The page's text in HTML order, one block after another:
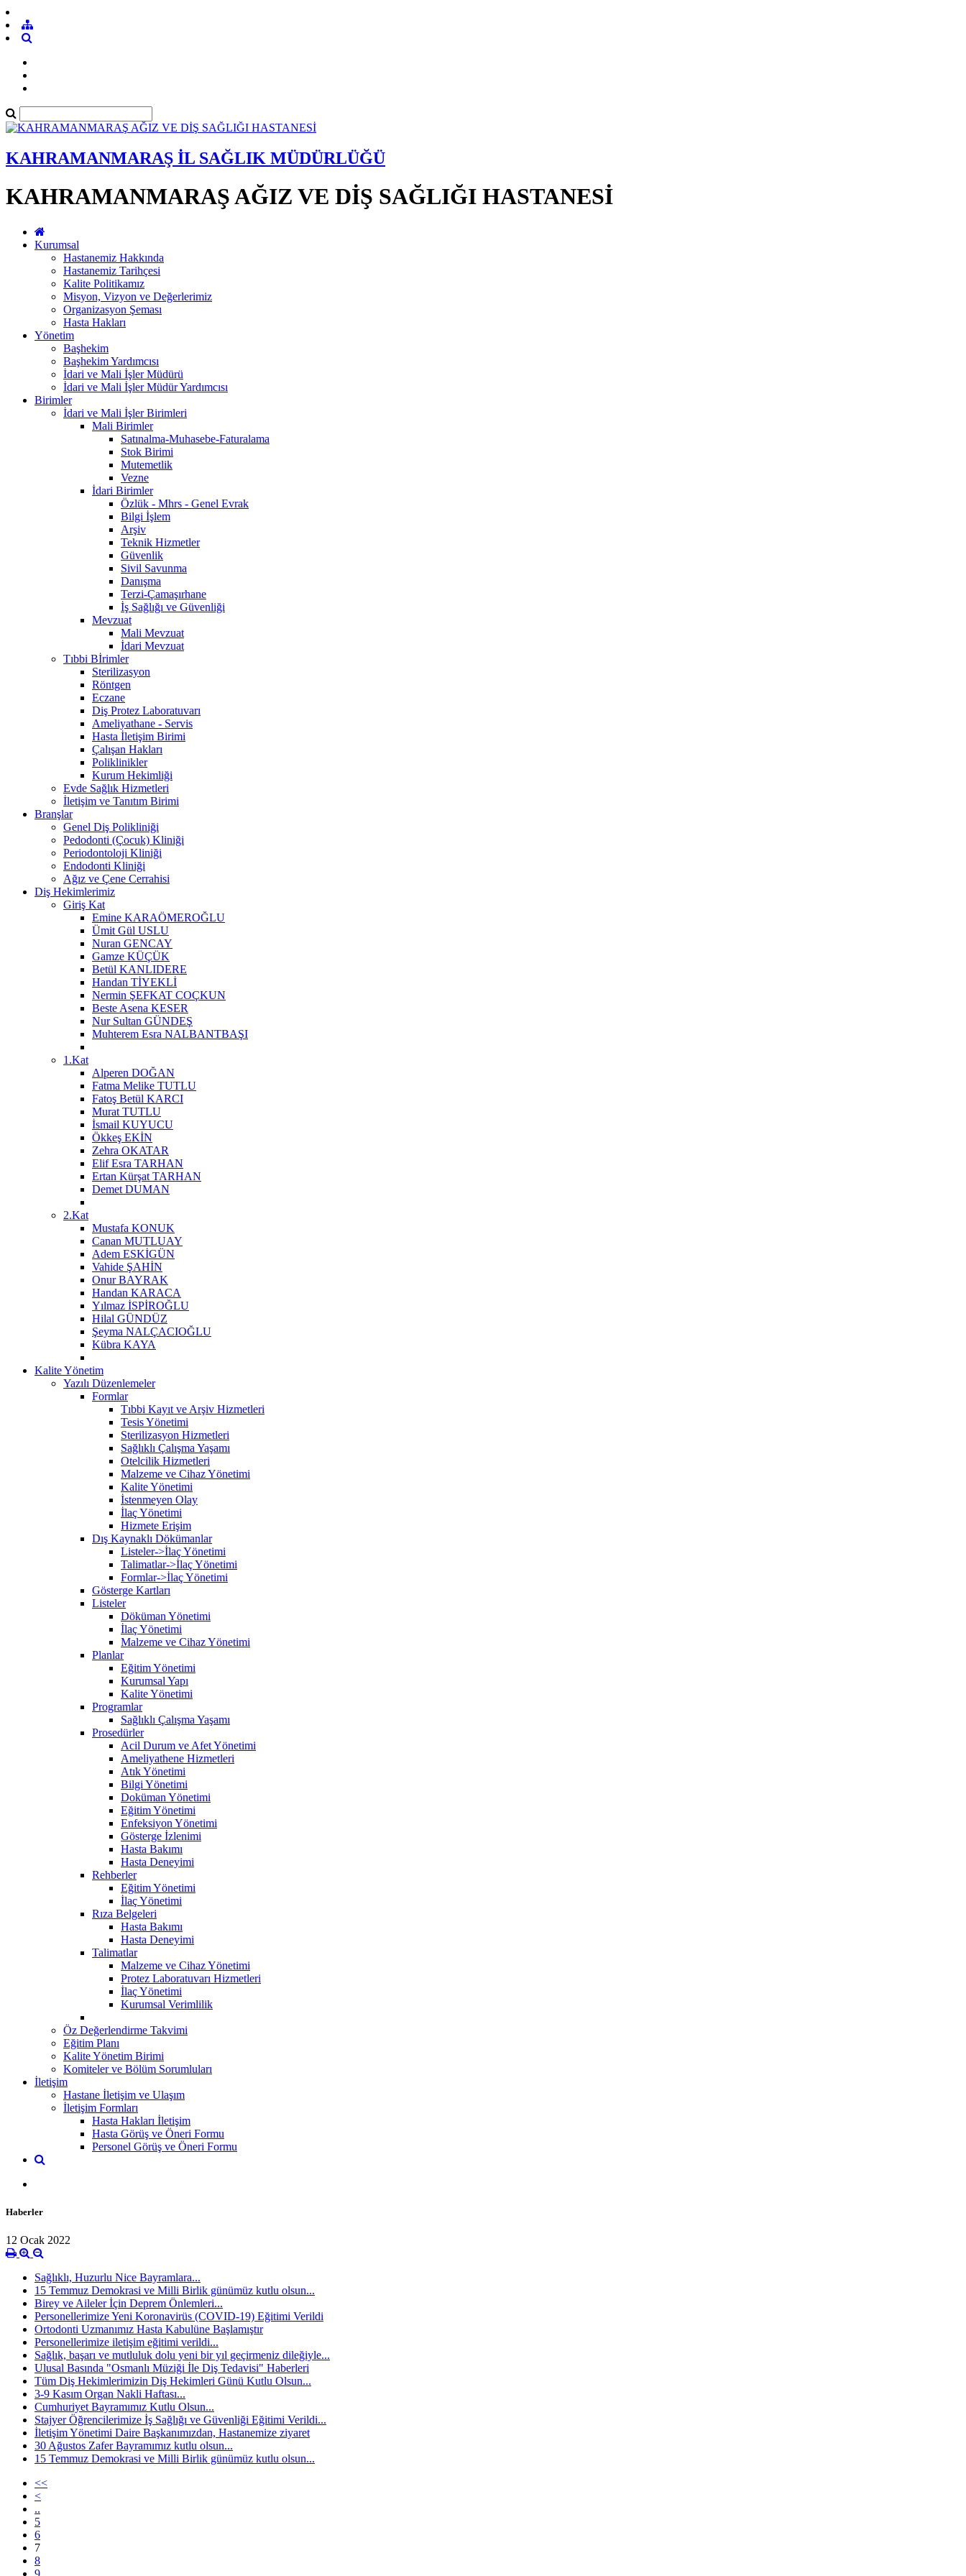
KAHRAMANMARAŞ İL SAĞLIK MÜDÜRLÜĞÜ
KAHRAMANMARAŞ AĞIZ VE DİŞ SAĞLIĞI HASTANESİ
Kurumsal
Hastanemiz Hakkında
Hastanemiz Tarihçesi
Kalite Politikamız
Misyon, Vizyon ve Değerlerimiz
Organizasyon Şeması
Hasta Hakları
Yönetim
Başhekim
Başhekim Yardımcısı
İdari ve Mali İşler Müdürü
İdari ve Mali İşler Müdür Yardımcısı
Birimler
İdari ve Mali İşler Birimleri
Mali Birimler
Satınalma-Muhasebe-Faturalama
Stok Birimi
Mutemetlik
Vezne
İdari Birimler
Özlük - Mhrs - Genel Evrak
Bilgi İşlem
Arşiv
Teknik Hizmetler
Güvenlik
Sivil Savunma
Danışma
Terzi-Çamaşırhane
İş Sağlığı ve Güvenliği
Mevzuat
Mali Mevzuat
İdari Mevzuat
Tıbbi Bİrimler
Sterilizasyon
Röntgen
Eczane
Diş Protez Laboratuvarı
Ameliyathane - Servis
Hasta İletişim Birimi
Çalışan Hakları
Poliklinikler
Kurum Hekimliği
Evde Sağlık Hizmetleri
İletişim ve Tanıtım Birimi
Branşlar
Genel Diş Polikliniği
Pedodonti (Çocuk) Kliniği
Periodontoloji Kliniği
Endodonti Kliniği
Ağız ve Çene Cerrahisi
Diş Hekimlerimiz
Giriş Kat
Emine KARAÖMEROĞLU
Ümit Gül USLU
Nuran GENCAY
Gamze KÜÇÜK
Betül KANLIDERE
Handan TİYEKLİ
Nermin ŞEFKAT COÇKUN
Beste Asena KESER
Nur Sultan GÜNDEŞ
Muhterem Esra NALBANTBAŞI
1.Kat
Alperen DOĞAN
Fatma Melike TUTLU
Fatoş Betül KARCI
Murat TUTLU
İsmail KUYUCU
Ökkeş EKİN
Zehra OKATAR
Elif Esra TARHAN
Ertan Kürşat TARHAN
Demet DUMAN
2.Kat
Mustafa KONUK
Canan MUTLUAY
Adem ESKİGÜN
Vahide ŞAHİN
Onur BAYRAK
Handan KARACA
Yılmaz İSPİROĞLU
Hilal GÜNDÜZ
Şeyma NALÇACIOĞLU
Kübra KAYA
Kalite Yönetim
Yazılı Düzenlemeler
Formlar
Tıbbi Kayıt ve Arşiv Hizmetleri
Tesis Yönetimi
Sterilizasyon Hizmetleri
Sağlıklı Çalışma Yaşamı
Otelcilik Hizmetleri
Malzeme ve Cihaz Yönetimi
Kalite Yönetimi
İstenmeyen Olay
İlaç Yönetimi
Hizmete Erişim
Dış Kaynaklı Dökümanlar
Listeler->İlaç Yönetimi
Talimatlar->İlaç Yönetimi
Formlar->İlaç Yönetimi
Gösterge Kartları
Listeler
Döküman Yönetimi
İlaç Yönetimi
Malzeme ve Cihaz Yönetimi
Planlar
Eğitim Yönetimi
Kurumsal Yapı
Kalite Yönetimi
Programlar
Sağlıklı Çalışma Yaşamı
Prosedürler
Acil Durum ve Afet Yönetimi
Ameliyathene Hizmetleri
Atık Yönetimi
Bilgi Yönetimi
Doküman Yönetimi
Eğitim Yönetimi
Enfeksiyon Yönetimi
Gösterge İzlenimi
Hasta Bakımı
Hasta Deneyimi
Rehberler
Eğitim Yönetimi
İlaç Yönetimi
Rıza Belgeleri
Hasta Bakımı
Hasta Deneyimi
Talimatlar
Malzeme ve Cihaz Yönetimi
Protez Laboratuvarı Hizmetleri
İlaç Yönetimi
Kurumsal Verimlilik
Öz Değerlendirme Takvimi
Eğitim Planı
Kalite Yönetim Birimi
Komiteler ve Bölüm Sorumluları
İletişim
Hastane İletişim ve Ulaşım
İletişim Formları
Hasta Hakları İletişim
Hasta Görüş ve Öneri Formu
Personel Görüş ve Öneri Formu
Haberler
12 Ocak 2022
Sağlıklı, Huzurlu Nice Bayramlara...
15 Temmuz Demokrasi ve Milli Birlik günümüz kutlu olsun...
Birey ve Aileler İçin Deprem Önlemleri...
Personellerimize Yeni Koronavirüs (COVID-19) Eğitimi Verildi
Ortodonti Uzmanımız Hasta Kabulüne Başlamıştır
Personellerimize iletişim eğitimi verildi...
Sağlık, başarı ve mutluluk dolu yeni bir yıl geçirmeniz dileğiyle...
Ulusal Basında "Osmanlı Müziği İle Diş Tedavisi" Haberleri
Tüm Diş Hekimlerimizin Diş Hekimleri Günü Kutlu Olsun...
3-9 Kasım Organ Nakli Haftası...
Cumhuriyet Bayramımız Kutlu Olsun...
Stajyer Öğrencilerimize İş Sağlığı ve Güvenliği Eğitimi Verildi...
İletişim Yönetimi Daire Başkanımızdan, Hastanemize ziyaret
30 Ağustos Zafer Bayramımız kutlu olsun...
15 Temmuz Demokrasi ve Milli Birlik günümüz kutlu olsun...
<<
<
..
5
6
7
8